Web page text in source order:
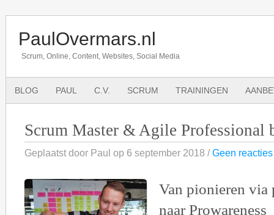
PaulOvermars.nl
Scrum, Online, Content, Websites, Social Media
BLOG PAUL C.V. SCRUM TRAININGEN
Scrum Master & Agile Professional
Geplaatst door Paul op 6 september 2018 /Geen reacties
Van pionieren via
naar Prowareness